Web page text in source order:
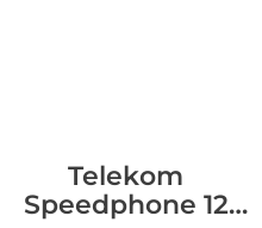
Telekom
Speedphone 12